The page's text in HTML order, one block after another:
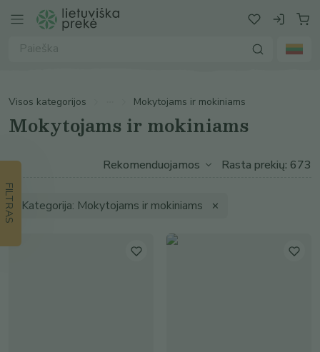
Visos kategorijos Mokytojams ir mokiniams
Mokytojams ir mokiniams
FILTRAS
Rasta prekių: 673
Kategorija: Mokytojams ir mokiniams ✕